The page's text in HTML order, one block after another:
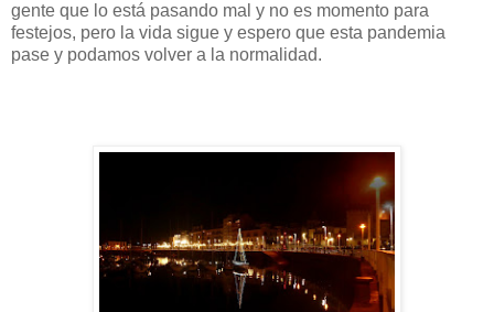
gente que lo está pasando mal y no es momento para
festejos, pero la vida sigue y espero que esta pandemia
pase y podamos volver a la normalidad.